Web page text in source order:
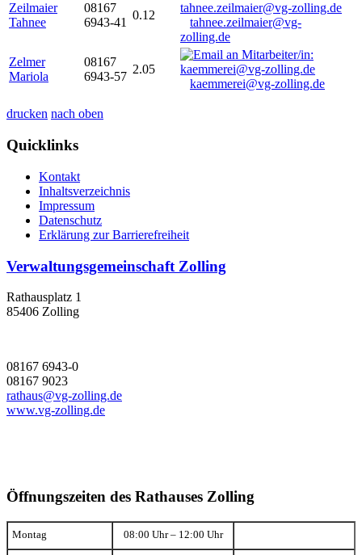
Zeilmaier
Tahnee
08167
6943-41
0.12
tahnee.zeilmaier@vg-
zolling.de
Zelmer
Mariola
08167
6943-57
2.05
kaemmerei@vg-zolling.de
drucken nach oben
Quicklinks
Kontakt
Inhaltsverzeichnis
Impressum
Datenschutz
Erklärung zur Barrierefreiheit
Verwaltungsgemeinschaft Zolling
Rathausplatz 1
85406 Zolling
08167 6943-0
08167 9023
rathaus@vg-zolling.de
www.vg-zolling.de
Öffnungszeiten des Rathauses Zolling
Montag 08:00 Uhr – 12:00 Uhr